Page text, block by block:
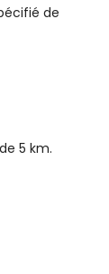
de
de
5 km.